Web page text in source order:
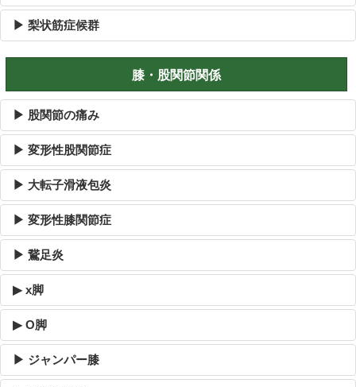
▶ 梨状筋症候群
膝・股関節関係
▶ 股関節の痛み
▶ 変形性股関節症
▶ 大転子滑液包炎
▶ 変形性膝関節症
▶ 鵞足炎
▶ x脚
▶ O脚
▶ ジャンパー膝